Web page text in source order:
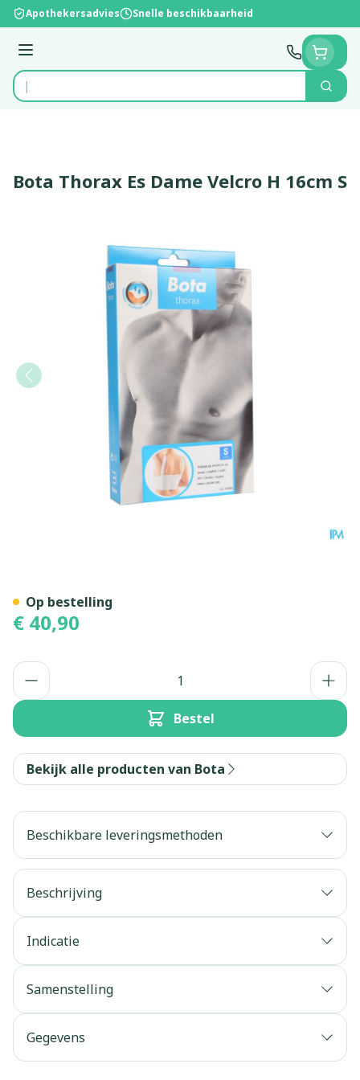
Ga naar de inhoud
Apothekersadvies Snelle beschikbaarheid
Menu
Product, merk, categorie...
Zoek
Bota Thorax Es Dame Velcro H 16cm S
€ 40,90
Aantal
Bestel
Op bestelling
Bekijk alle producten van Bota
Beschikbare leveringsmethoden
Beschrijving
Indicatie
Samenstelling
Gegevens